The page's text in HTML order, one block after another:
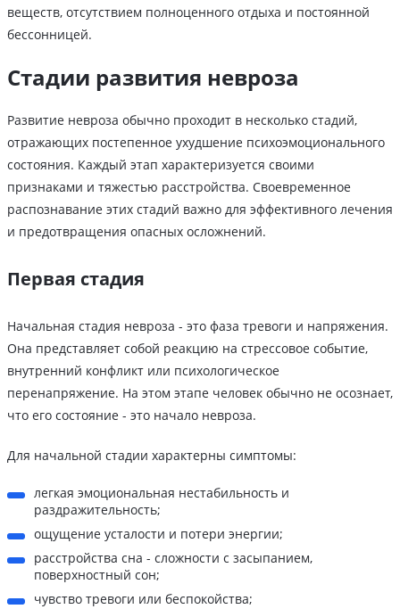
веществ, отсутствием полноценного отдыха и постоянной
бессонницей.
Стадии развития невроза
Развитие невроза обычно проходит в несколько стадий,
отражающих постепенное ухудшение психоэмоционального
состояния. Каждый этап характеризуется своими
признаками и тяжестью расстройства. Своевременное
распознавание этих стадий важно для эффективного лечения
и предотвращения опасных осложнений.
Первая стадия
Начальная стадия невроза - это фаза тревоги и напряжения.
Она представляет собой реакцию на стрессовое событие,
внутренний конфликт или психологическое
перенапряжение. На этом этапе человек обычно не осознает,
что его состояние - это начало невроза.
Для начальной стадии характерны симптомы:
легкая эмоциональная нестабильность и
раздражительность;
ощущение усталости и потери энергии;
расстройства сна - сложности с засыпанием,
поверхностный сон;
чувство тревоги или беспокойства;